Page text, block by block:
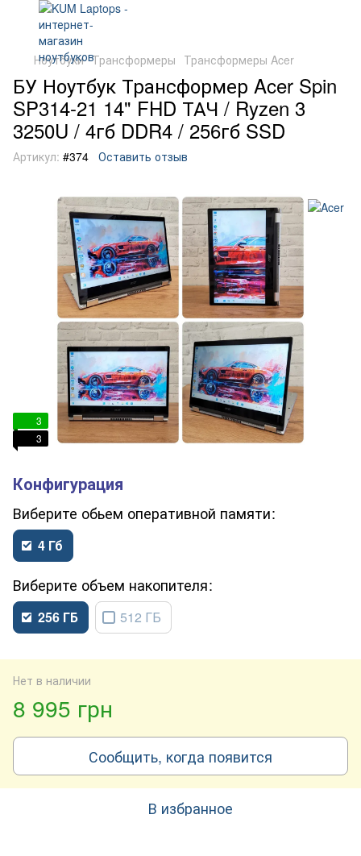
Ноутбуки Трансформеры Трансформеры Acer
БУ Ноутбук Трансформер Acer Spin
SP314-21 14" FHD ТАЧ / Ryzen 3
3250U / 4гб DDR4 / 256гб SSD
Артикул: #374 Оставить отзыв
3
3
обьем оперативной памяти
4 Гб
объем накопителя
256 ГБ 512 ГБ
Нет в наличии
8 995 грн
Сообщить, когда появится
В избранное